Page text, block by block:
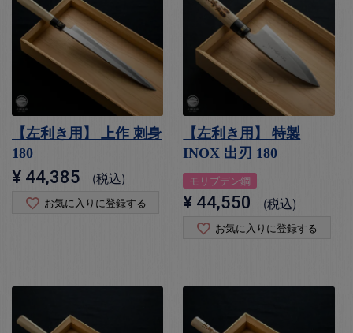
【左利き用】 上作 刺身
180
¥ 44,385 税込
お気に入りに登録する
【左利き用】 特製
INOX 出刃 180
モリブデン鋼
¥ 44,550 税込
お気に入りに登録する